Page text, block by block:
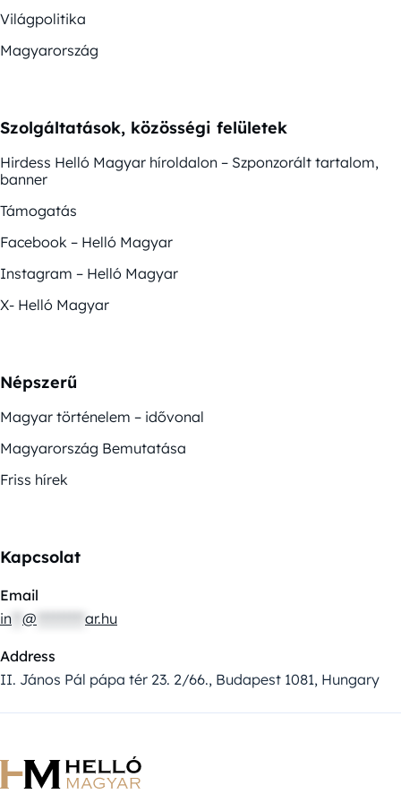
Világpolitika
Magyarország
Szolgáltatások, közösségi felületek
Hirdess Helló Magyar híroldalon – Szponzorált tartalom,
banner
Támogatás
Facebook – Helló Magyar
Instagram – Helló Magyar
X- Helló Magyar
Népszerű
Magyar történelem – idővonal
Magyarország Bemutatása
Friss hírek
Kapcsolat
Email
in @ ar.hu
Address
II. János Pál pápa tér 23. 2/66., Budapest 1081, Hungary